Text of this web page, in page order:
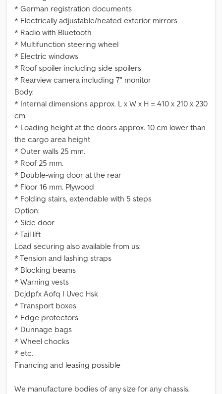
* German registration documents
* Electrically adjustable/heated exterior mirrors
* Radio with Bluetooth
* Multifunction steering wheel
* Electric windows
* Roof spoiler including side spoilers
* Rearview camera including 7" monitor
Body:
* Internal dimensions approx. L x W x H = 410 x 210 x 230
cm.
* Loading height at the doors approx. 10 cm lower than
the cargo area height
* Outer walls 25 mm.
* Roof 25 mm.
* Double-wing door at the rear
* Floor 16 mm. Plywood
* Folding stairs, extendable with 5 steps
Option:
* Side door
* Tail lift
Load securing also available from us:
* Tension and lashing straps
* Blocking beams
* Warning vests
Dcjdpfx Aofq I Uvec Hsk
* Transport boxes
* Edge protectors
* Dunnage bags
* Wheel chocks
* etc.
Financing and leasing possible
We manufacture bodies of any size for any chassis.